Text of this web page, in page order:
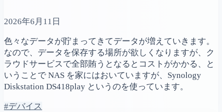
2026年6月11日
色々なデータが貯まってきてデータが増えていきます。
なので、データを保存する場所が欲しくなりますが、ク
ラウドサービスで全部賄うとなるとコストがかかる、と
いうことで NAS を家にはおいていますが、Synology
Diskstation DS418play というのを使っています。
#デバイス